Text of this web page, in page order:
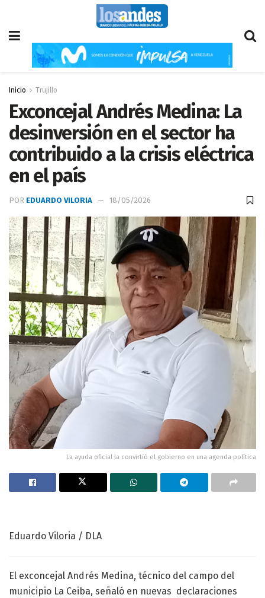
Inicio Trujillo
Exconcejal Andrés Medina: La
desinversión en el sector ha
contribuido a la crisis eléctrica
en el país
POR EDUARDO VILORIA 18/05/2026
La ayuda oficial la convirtió el gobierno en una agenda política
Eduardo Viloria / DLA
El exconcejal Andrés Medina, técnico del campo del
municipio La Ceiba, señaló en nuevas declaraciones